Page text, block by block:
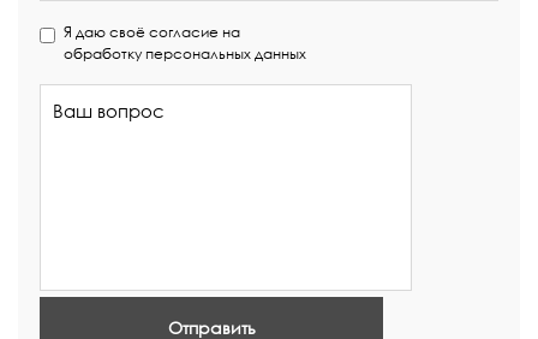
Я даю своё согласие на
обработку персональных данных
Отправить